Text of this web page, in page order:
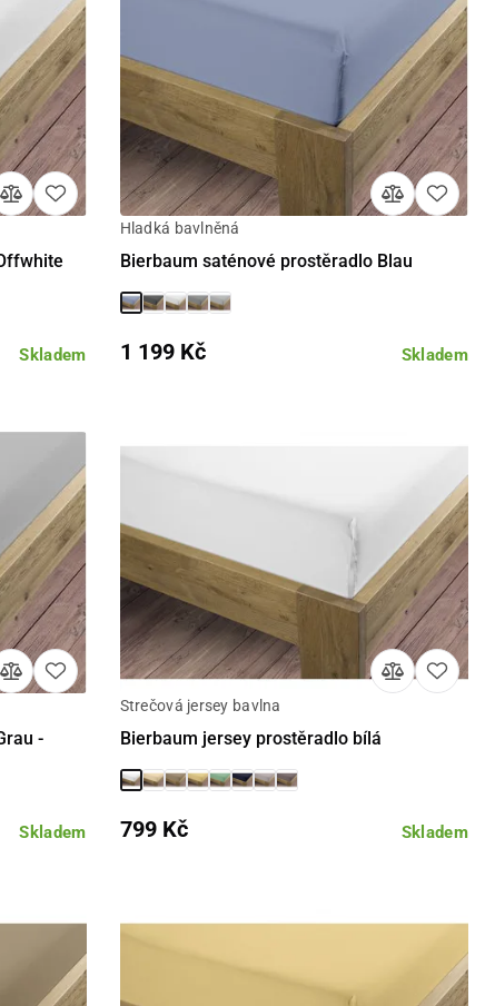
Skladem
Hladká bavlněná
Bierbaum saténové prostěradlo Blau
Skladem
1 199 Kč
-
Skladem
Strečová jersey bavlna
Bierbaum jersey prostěradlo bílá
Skladem
799 Kč